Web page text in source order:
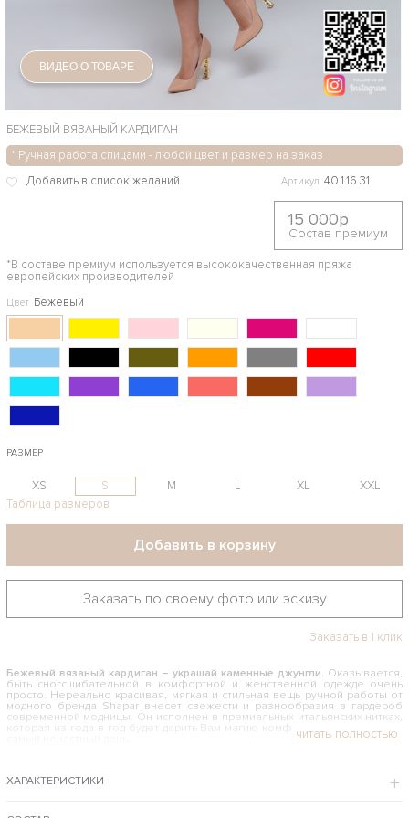
ВИДЕО О ТОВАРЕ
БЕЖЕВЫЙ ВЯЗАНЫЙ КАРДИГАН
* Ручная работа спицами - любой цвет и размер на заказ
Артикул 40.1.16.31
15 000р
Состав премиум
*В составе премиум используется высококачественная пряжа
европейских производителей
Цвет Бежевый
РАЗМЕР
XS S M L XL
XXL
Таблица размеров
Добавить в корзину
Заказать по своему фото или эскизу
Заказать в 1 клик
Бежевый вязаный кардиган – украшай каменные джунгли. Оказывается,
быть сногсшибательной в комфортной и женственной одежде очень
просто. Нереально красивая, мягкая и стильная вещь ручной работы от
модного бренда Shapar внесет свежести и разнообразия в гардероб
современной модницы. Он исполнен в премиальных итальянских нитках,
которая из года в год будет дарить Вам магию комфорта и тепла даже в
Восхитительно смотрится в любых обстоятельствах: в офисе и на
ХАРАКТЕРИСТИКИ